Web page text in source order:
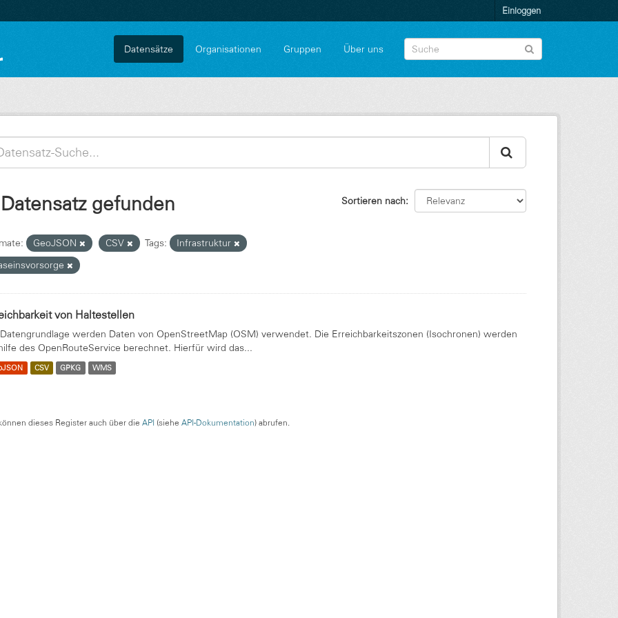
Einloggen
Datensätze Organisationen Gruppen Über uns
Sortieren nach
gefunden
GeoJSON CSV Tags:
Infrastruktur
von Haltestellen
werden Daten von OpenStreetMap (OSM) verwendet. Die Erreichbarkeitszonen (Isochronen) werden
des OpenRouteService berechnet. Hierfür wird das...
CSV GPKG WMS
dieses Register auch über die API (siehe API-Dokumentation) abrufen.